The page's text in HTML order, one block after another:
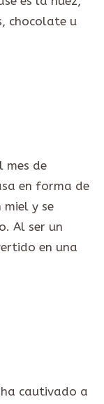
chocolate u
mes de
en forma de
miel y se
Al ser un
en una
cautivado a